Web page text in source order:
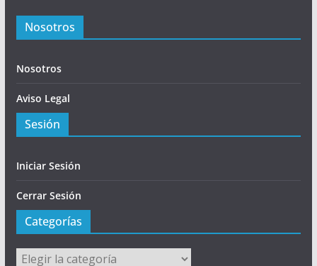
Nosotros
Nosotros
Aviso Legal
Sesión
Iniciar Sesión
Cerrar Sesión
Categorías
Categorías